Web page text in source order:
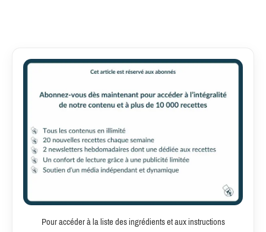
Pour accéder à la liste des ingrédients et aux instructions